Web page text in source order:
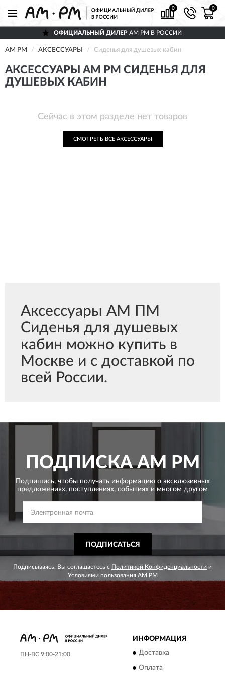
0 0
ОФИЦИАЛЬНЫЙ ДИЛЕР AM PM В РОССИИ
AM PM АКСЕССУАРЫ Сиденья для душевых кабин
АКСЕССУАРЫ AM PM СИДЕНЬЯ ДЛЯ
ДУШЕВЫХ КАБИН
Сейчас в этом разделе нет товаров
СМОТРЕТЬ ВСЕ АКСЕССУАРЫ
Аксессуары АМ ПМ
Сиденья для душевых
кабин можно купить в
Москве и с доставкой по
всей России.
ПОДПИСКАAM PM
Подпишись, чтобы получать информацию о эксклюзивных
предложениях, поступлениях, событиях и многом другом
ПОДПИСАТЬСЯ
Подписываясь, Вы соглашаетесь с Политикой Конфиденциальности и
Условиями пользования AM PM
ПН-ВС 9:00-21:00
ИНФОРМАЦИЯ
Доставка
Оплата